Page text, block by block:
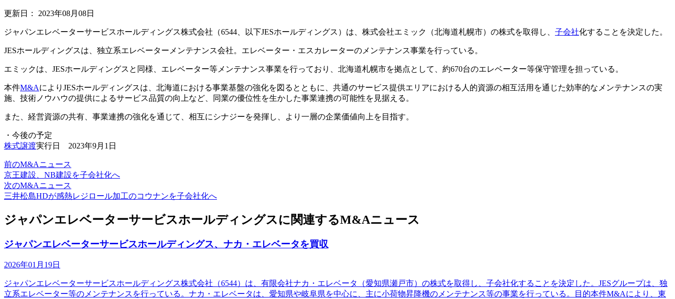
更新日： 2023年08月08日
ジャパンエレベーターサービスホールディングス株式会社（6544、以下JESホールディングス）は、株式会社エミック（北海道札幌市）の株式を取得し、 子会社化することを決定した。
JESホールディングスは、独立系エレベーターメンテナンス会社。エレベーター・エスカレーターのメンテナンス事業を行っている。
エミックは、JESホールディングスと同様、エレベーター等メンテナンス事業を行っており、北海道札幌市を拠点として、約670台のエレベーター等保守管理を担っている。
本件M&AによりJESホールディングスは、北海道における事業基盤の強化を図るとともに、共通のサービス提供エリアにおける人的資源の相互活用を通じた効率的なメンテナンスの実
施、技術ノウハウの提供によるサービス品質の向上など、同業の優位性を生かした事業連携の可能性を見据える。
また、経営資源の共有、事業連携の強化を通じて、相互にシナジーを発揮し、より一層の企業価値向上を目指す。
・今後の予定
株式譲渡実行日 2023年9月1日
前のM&Aニュース
京王建設、NB建設を子会社化へ
次のM&Aニュース
三井松島HDが感熱レジロール加工のコウナンを子会社化へ
ジャパンエレベーターサービスホールディングスに関連するM&Aニュース
ジャパンエレベーターサービスホールディングス、ナカ・エレベータを買収
2026年01月19日
ジャパンエレベーターサービスホールディングス株式会社（6544）は、有限会社ナカ・エレベータ（愛知県瀬戸市）の株式を取得し、子会社化することを決定した。JESグループは、独
立系エレベーター等のメンテナンスを行っている。ナカ・エレベータは、愛知県や岐阜県を中心に、主に小荷物昇降機のメンテナンス等の事業を行っている。目的本件M&Aにより、東